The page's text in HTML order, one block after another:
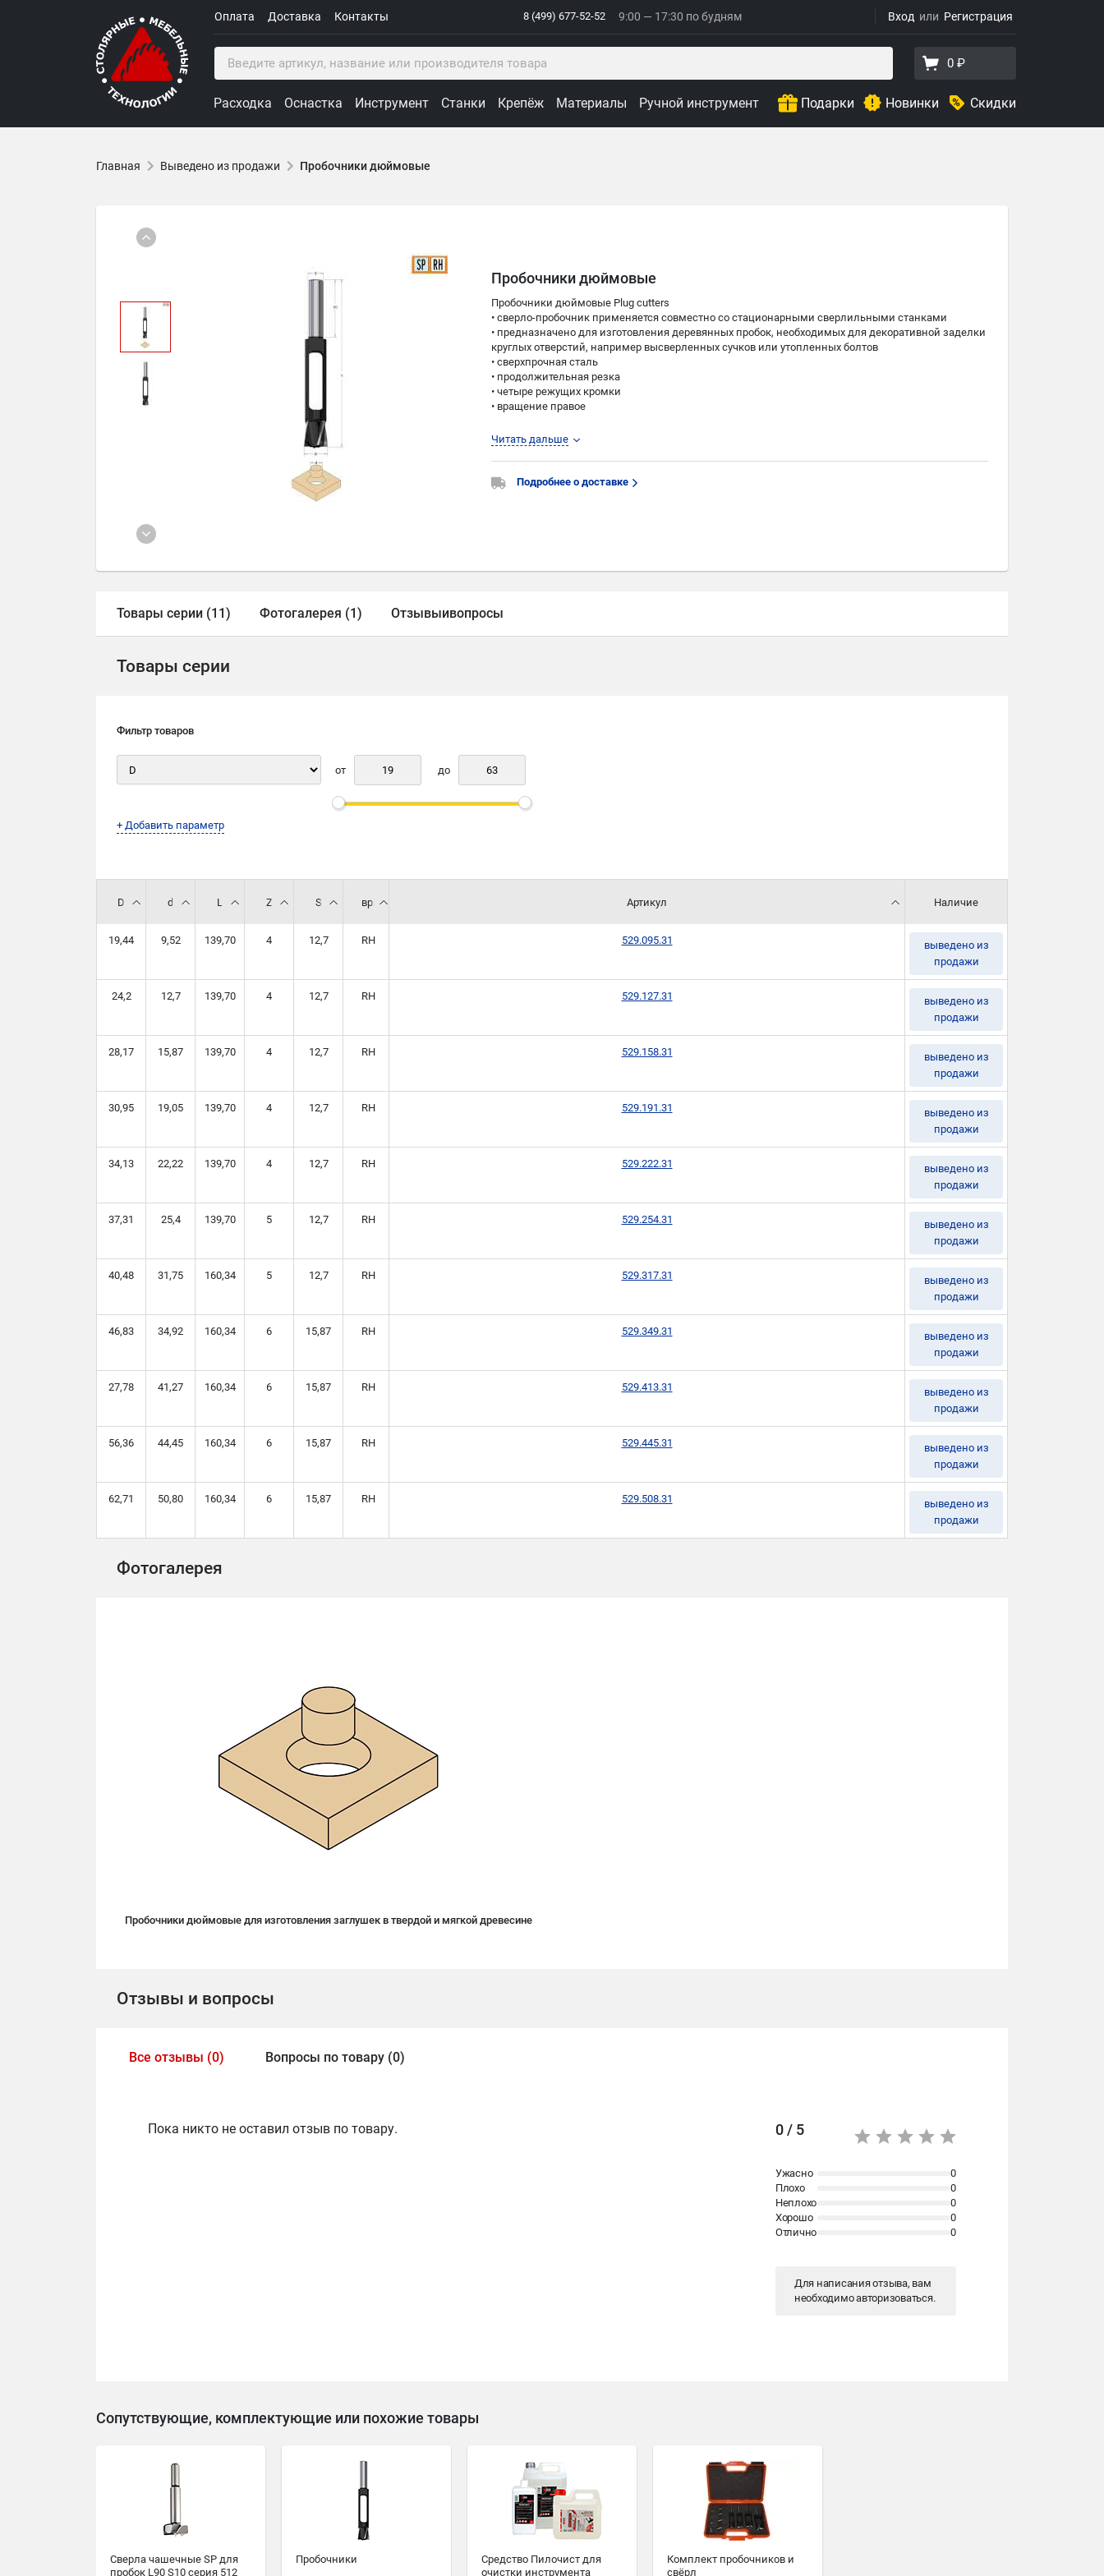
Оплата Доставка Контакты Вход Регистрация
8 (499) 677-52-52 9:00 — 17:30 по будням
0 ₽
Расходка Оснастка Инструмент Станки Крепёж Материалы Ручной инструмент Подарки Новинки Скидки
Главная Выведено из продажи Пробочники дюймовые
Пробочники дюймовые
Пробочники дюймовые Plug cutters
• сверло-пробочник применяется совместно со стационарными сверлильными станками
• предназначено для изготовления деревянных пробок, необходимых для декоративной заделки
круглых отверстий, например высверленных сучков или утопленных болтов
• сверхпрочная сталь
• продолжительная резка
• четыре режущих кромки
• вращение правое
Производство CMT (Италия)
Читать дальше
Подробнее о доставке
Товары серии (11) Фотогалерея (1) Отзывыивопросы
Товары серии
Фильтр товаров
от до
+ Добавить параметр
D
19,44
d
9,52
L
139,70
Z
4
S
12,7
вр.
RH
Артикул
529.095.31
Наличие
выведено из
продажи
24,2 12,7 139,70 4 12,7 RH 529.127.31
выведено из
продажи
28,17 15,87 139,70 4 12,7 RH 529.158.31
выведено из
продажи
30,95 19,05 139,70 4 12,7 RH 529.191.31
выведено из
продажи
34,13 22,22 139,70 4 12,7 RH 529.222.31
выведено из
продажи
37,31 25,4 139,70 5 12,7 RH 529.254.31
выведено из
продажи
40,48 31,75 160,34 5 12,7 RH 529.317.31
выведено из
продажи
46,83 34,92 160,34 6 15,87 RH 529.349.31
выведено из
продажи
27,78 41,27 160,34 6 15,87 RH 529.413.31
выведено из
продажи
56,36 44,45 160,34 6 15,87 RH 529.445.31
выведено из
продажи
62,71 50,80 160,34 6 15,87 RH 529.508.31
выведено из
продажи
Фотогалерея
Пробочники дюймовые для изготовления заглушек в твердой и мягкой древесине
Отзывы и вопросы
Все отзывы (0) Вопросы по товару (0)
Пока никто не оставил отзыв по товару. 0 / 5
Ужасно
0
Плохо
0
Неплохо
0
Хорошо
0
Отлично
0
Для написания отзыва, вам
необходимоавторизоваться.
Сопутствующие, комплектующие или похожие товары
Сверла чашечные SP для
пробок L90 S10 серия 512
Пробочники
Средство Пилочист для
очистки инструмента
Комплект пробочников и
свёрл